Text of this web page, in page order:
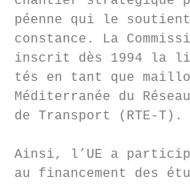
péenne qui le
constance. La
inscrit dès 1994 la
tés en tant que
Méditerranée du
de Transport (RTE-
Ainsi, l’UE a
au financement des